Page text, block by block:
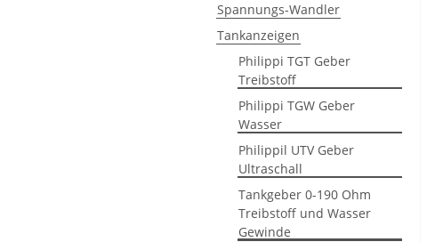
Spannungs-Wandler
Tankanzeigen
Philippi TGT Geber
Treibstoff
Philippi TGW Geber
Wasser
Philippil UTV Geber
Ultraschall
Tankgeber 0-190 Ohm
Treibstoff und Wasser
Gewinde